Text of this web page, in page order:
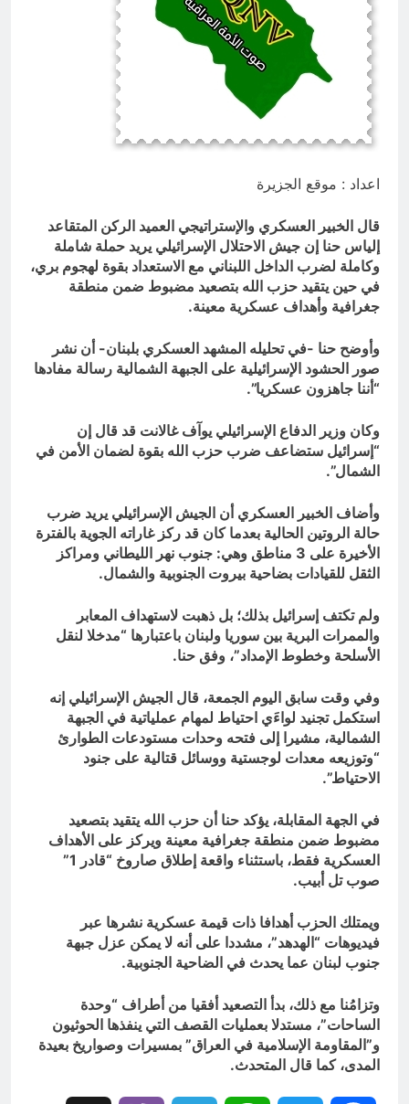
وأسلحتهم ود الذين كفروا لو تغفلون عن
13 ساعة Ago
مقترح داعية الميدان للتعريف بتعاليم
وأحكام الشرائع والأديان
اعداد : موقع الجزيرة
قال الخبير العسكري والإستراتيجي العميد الركن المتقاعد
إلياس حنا إن جيش الاحتلال الإسرائيلي يريد حملة شاملة
وكاملة لضرب الداخل اللبناني مع الاستعداد بقوة لهجوم بري،
في حين يتقيد حزب الله بتصعيد مضبوط ضمن منطقة
جغرافية وأهداف عسكرية معينة.
وأوضح حنا -في تحليله المشهد العسكري بلبنان- أن نشر
صور الحشود الإسرائيلية على الجبهة الشمالية رسالة مفادها
“أننا جاهزون عسكريا”.
وكان وزير الدفاع الإسرائيلي يوآف غالانت قد قال إن
“إسرائيل ستضاعف ضرب حزب الله بقوة لضمان الأمن في
الشمال”.
وأضاف الخبير العسكري أن الجيش الإسرائيلي يريد ضرب
حالة الروتين الحالية بعدما كان قد ركز غاراته الجوية بالفترة
الأخيرة على 3 مناطق وهي: جنوب نهر الليطاني ومراكز
الثقل للقيادات بضاحية بيروت الجنوبية والشمال.
ولم تكتف إسرائيل بذلك؛ بل ذهبت لاستهداف المعابر
والممرات البرية بين سوريا ولبنان باعتبارها “مدخلا لنقل
الأسلحة وخطوط الإمداد”، وفق حنا.
وفي وقت سابق اليوم الجمعة، قال الجيش الإسرائيلي إنه
استكمل تجنيد لواءَي احتياط لمهام عملياتية في الجبهة
الشمالية، مشيرا إلى فتحه وحدات مستودعات الطوارئ
“وتوزيعه معدات لوجستية ووسائل قتالية على جنود
الاحتياط”.
في الجهة المقابلة، يؤكد حنا أن حزب الله يتقيد بتصعيد
مضبوط ضمن منطقة جغرافية معينة ويركز على الأهداف
العسكرية فقط، باستثناء واقعة إطلاق صاروخ “قادر 1”
صوب تل أبيب.
ويمتلك الحزب أهدافا ذات قيمة عسكرية نشرها عبر
فيديوهات “الهدهد”، مشددا على أنه لا يمكن عزل جبهة
جنوب لبنان عما يحدث في الضاحية الجنوبية.
وتزامُنا مع ذلك، بدأ التصعيد أفقيا من أطراف “وحدة
الساحات”، مستدلا بعمليات القصف التي ينفذها الحوثيون
و”المقاومة الإسلامية في العراق” بمسيرات وصواريخ بعيدة
المدى، كما قال المتحدث.